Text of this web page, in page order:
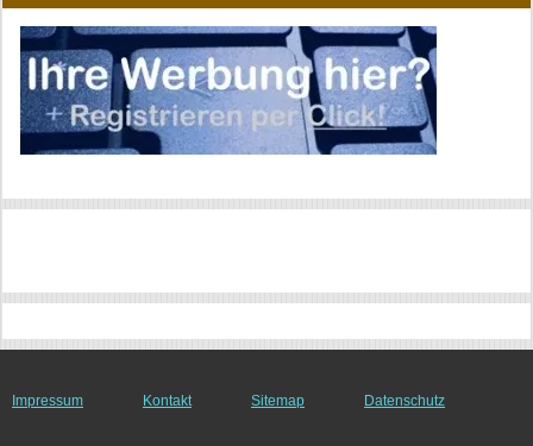
Impressum Kontakt Sitemap Datenschutz